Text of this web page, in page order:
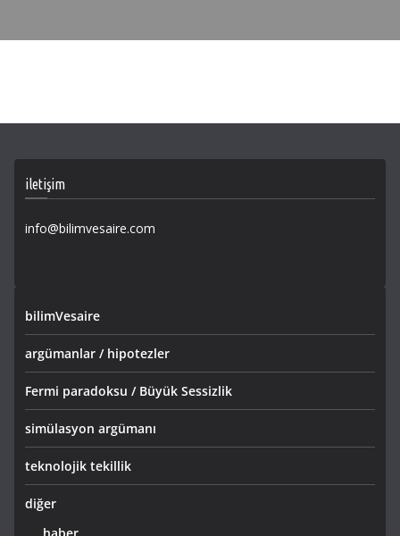
iletişim
info@bilimvesaire.com
bilimVesaire
argümanlar / hipotezler
Fermi paradoksu / Büyük Sessizlik
simülasyon argümanı
teknolojik tekillik
diğer